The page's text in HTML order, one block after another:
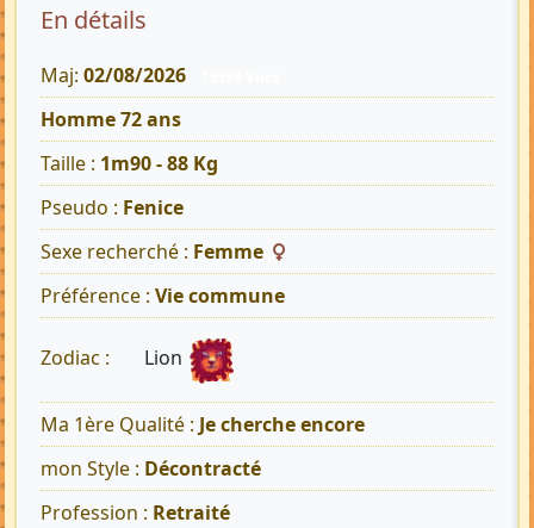
En détails
Maj: 02/08/2026
Homme 72 ans
Taille : 1m90 - 88 Kg
Pseudo : Fenice
Sexe recherché : Femme
Préférence : Vie commune
Zodiac : Lion
Ma 1ère Qualité : Je cherche encore
mon Style : Décontracté
Profession : Retraité